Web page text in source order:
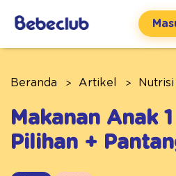
Beranda Artikel Nutrisi
Makanan Anak
Pilihan +